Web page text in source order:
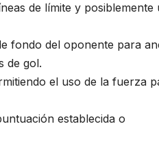
de límite y posiblemente
fondo del oponente para
de gol.
el uso de la fuerza
establecida o